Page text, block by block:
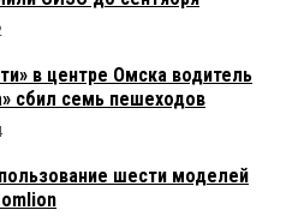
в центре Омска водитель
сбил семь пешеходов
шести моделей